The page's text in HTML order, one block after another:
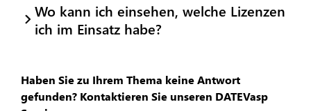
Wo kann ich einsehen, welche Lizenzen
ich im Einsatz habe?
Haben Sie zu Ihrem Thema keine Antwort
gefunden? Kontaktieren Sie unseren DATEVasp